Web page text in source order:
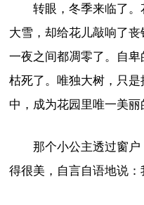
转眼，冬季来临了
大雪，却给花儿敲响了
一夜之间都凋零了。自
枯死了。唯独大树，只
中，成为花园里唯一美丽
那个小公主透过窗
得很美，自言自语地说